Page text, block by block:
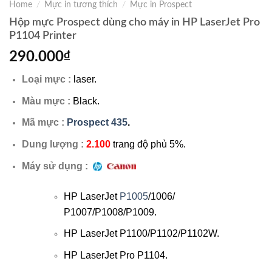
Home / Mực in tương thích / Mực in Prospect
Hộp mực Prospect dùng cho máy in HP LaserJet Pro
P1104 Printer
290.000₫
Loại mực : laser.
Màu mực : Black.
Mã mực : Prospect 435.
Dung lượng : 2.100 trang độ phủ 5%.
Máy sử dụng :
HP LaserJet P1005/1006/
P1007/P1008/P1009.
HP LaserJet P1100/P1102/P1102W.
HP LaserJet Pro P1104.